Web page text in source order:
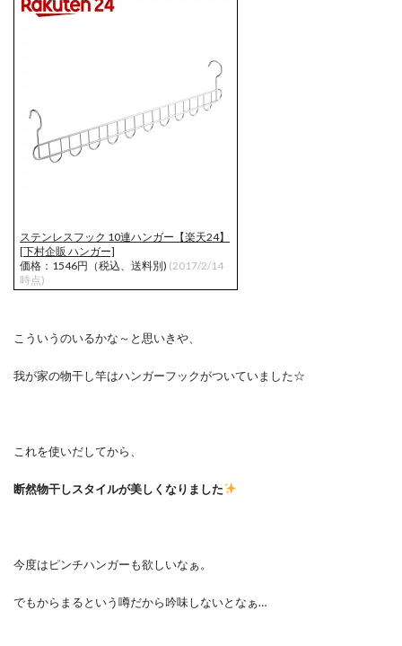
ステンレスフック 10連ハンガー【楽天24】
[下村企販 ハンガー]
価格：1546円（税込、送料別) (2017/2/14
時点)
こういうのいるかな～と思いきや、
我が家の物干し竿はハンガーフックがついていました☆
これを使いだしてから、
断然物干しスタイルが美しくなりました
今度はピンチハンガーも欲しいなぁ。
でもからまるという噂だから吟味しないとなぁ…